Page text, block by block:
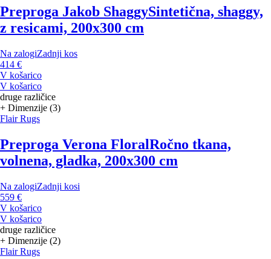
Preproga Jakob ShaggySintetična, shaggy,
z resicami, 200x300 cm
Na zalogiZadnji kos
414 €
V košarico
V košarico
druge različice
+ Dimenzije (3)
Flair Rugs
Preproga Verona FloralRočno tkana,
volnena, gladka, 200x300 cm
Na zalogiZadnji kosi
559 €
V košarico
V košarico
druge različice
+ Dimenzije (2)
Flair Rugs